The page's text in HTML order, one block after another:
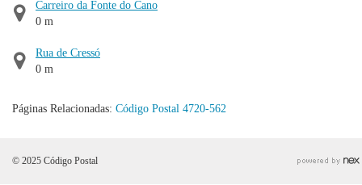
Carreiro da Fonte do Cano
0 m
Rua de Cressó
0 m
Páginas Relacionadas: Código Postal 4720-562
© 2025 Código Postal